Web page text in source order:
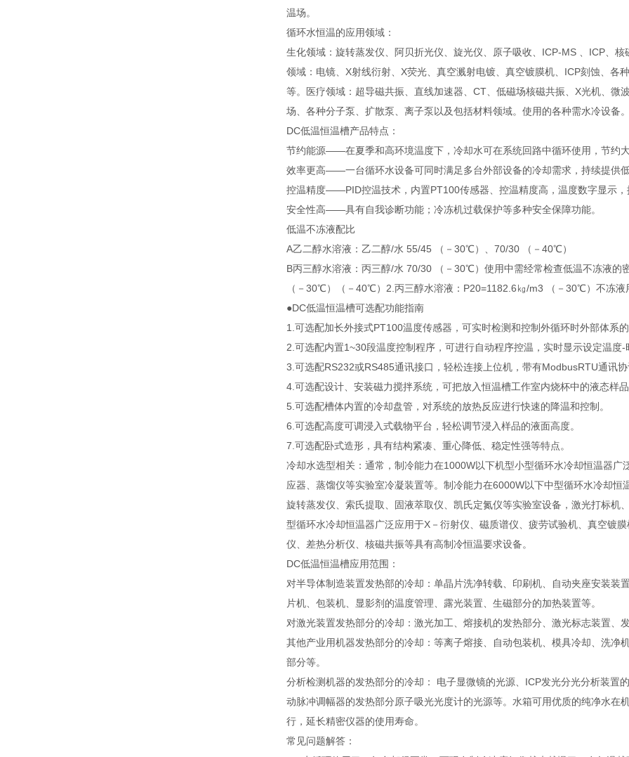
温场。
循环水恒温的应用领域：
生化领域：旋转蒸发仪、阿贝折光仪、旋光仪、原子吸收、ICP-MS 、ICP、
领域：电镜、X射线衍射、X荧光、真空溅射电镀、真空镀膜机、ICP刻蚀、各
等。医疗领域：超导磁共振、直线加速器、CT、低磁场核磁共振、X光机、微
场、各种分子泵、扩散泵、离子泵以及包括材料领域。使用的各种需水冷设备
DC低温恒温槽产品特点：
节约能源——在夏季和高环境温度下，冷却水可在系统回路中循环使用，节约
效率更高——一台循环水设备可同时满足多台外部设备的冷却需求，持续提供
控温精度——PID控温技术，内置PT100传感器、控温精度高，温度数字显示，
安全性高――具有自我诊断功能；冷冻机过载保护等多种安全保障功能。
低温不冻液配比
A乙二醇水溶液：乙二醇/水 55/45 （－30℃）、70/30 （－40℃）
B丙三醇水溶液：丙三醇/水 70/30 （－30℃）使用中需经常检查低温不冻液的
（－30℃）（－40℃）2.丙三醇水溶液：P20=1182.6㎏/m3 （－30℃）不冻
●DC低温恒温槽可选配功能指南
1.可选配加长外接式PT100温度传感器，可实时检测和控制外循环时外部体系
2.可选配内置1~30段温度控制程序，可进行自动程序控温，实时显示设定温度
3.可选配RS232或RS485通讯接口，轻松连接上位机，带有ModbusRTU通讯
4.可选配设计、安装磁力搅拌系统，可把放入恒温槽工作室内烧杯中的液态样
5.可选配槽体内置的冷却盘管，对系统的放热反应进行快速的降温和控制。
6.可选配高度可调浸入式载物平台，轻松调节浸入样品的液面高度。
7.可选配卧式造形，具有结构紧凑、重心降低、稳定性强等特点。
冷却水选型相关：通常，制冷能力在1000W以下机型小型循环水冷却恒温器
应器、蒸馏仪等实验室冷凝装置等。制冷能力在6000W以下中型循环水冷却
旋转蒸发仪、索氏提取、固液萃取仪、凯氏定氮仪等实验室设备，激光打标机
型循环水冷却恒温器广泛应用于X－衍射仪、磁质谱仪、疲劳试验机、真空镀
仪、差热分析仪、核磁共振等具有高制冷恒温要求设备。
DC低温恒温槽应用范围：
对半导体制造装置发热部的冷却：单晶片洗净转载、印刷机、自动夹座安装
片机、包装机、显影剂的温度管理、露光装置、生磁部分的加热装置等。
对激光装置发热部分的冷却：激光加工、熔接机的发热部分、激光标志装置、
其他产业用机器发热部分的冷却：等离子熔接、自动包装机、模具冷却、洗净
部分等。
分析检测机器的发热部分的冷却： 电子显微镜的光源、ICP发光分光分析装置
动脉冲调幅器的发热部分原子吸光光度计的光源等。水箱可用优质的纯净水在
行，延长精密仪器的使用寿命。
常见问题解答：